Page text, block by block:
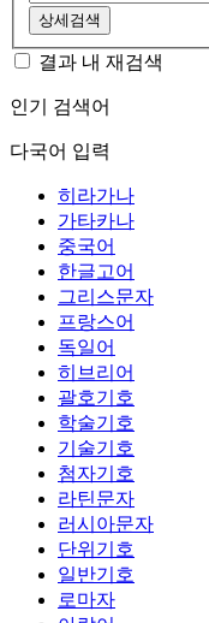
상세검색
결과 내 재검색
인기 검색어
다국어 입력
히라가나
가타카나
중국어
한글고어
그리스문자
프랑스어
독일어
히브리어
괄호기호
학술기호
기술기호
첨자기호
라틴문자
러시아문자
단위기호
일반기호
로마자